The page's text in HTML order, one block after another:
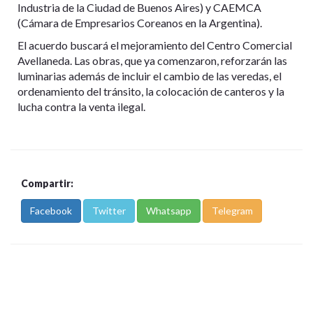
Industria de la Ciudad de Buenos Aires) y CAEMCA
(Cámara de Empresarios Coreanos en la Argentina).
El acuerdo buscará el mejoramiento del Centro Comercial
Avellaneda. Las obras, que ya comenzaron, reforzarán las
luminarias además de incluir el cambio de las veredas, el
ordenamiento del tránsito, la colocación de canteros y la
lucha contra la venta ilegal.
Compartir:
Facebook Twitter Whatsapp Telegram